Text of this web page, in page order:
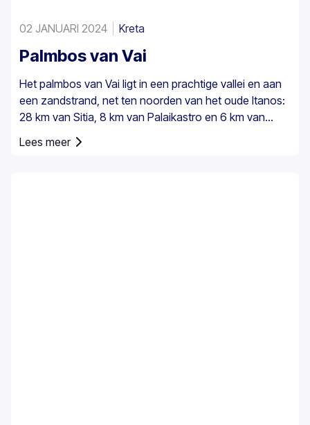
02 JANUARI 2024 Kreta
Palmbos van Vai
Het palmbos van Vai ligt in een prachtige vallei en aan
een zandstrand, net ten noorden van het oude Itanos:
28 km van Sitia, 8 km van Palaikastro en 6 km van
Toplou via hun respectieve wegen. Het beslaat 200
stremmata (50 acres) en bestaat uit inheemse
Lees meer